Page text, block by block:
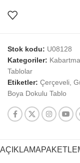
Stok kodu: U08128
Kategoriler:
Tablolar
Etiketler: Çerçeveli,
Boya Dokulu Tablo
AÇIKLAMA